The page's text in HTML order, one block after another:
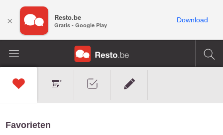
Favorieten
× Resto.be
Gratis - Google Play
Download